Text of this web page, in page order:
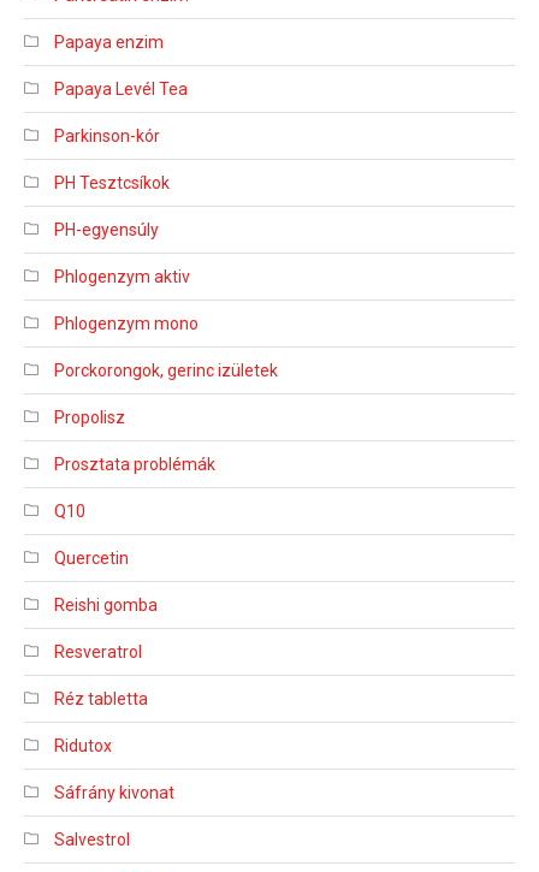
Papaya enzim
Papaya Levél Tea
Parkinson-kór
PH Tesztcsíkok
PH-egyensúly
Phlogenzym aktiv
Phlogenzym mono
Porckorongok, gerinc izületek
Propolisz
Prosztata problémák
Q10
Quercetin
Reishi gomba
Resveratrol
Réz tabletta
Ridutox
Sáfrány kivonat
Salvestrol